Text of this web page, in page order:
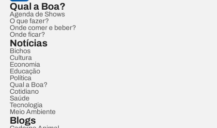
Qual a Boa?
Agenda de Shows
O que fazer?
Onde comer e beber?
Onde ficar?
Notícias
Bichos
Cultura
Economia
Educação
Política
Qual a Boa?
Cotidiano
Saúde
Tecnologia
Meio Ambiente
Blogs